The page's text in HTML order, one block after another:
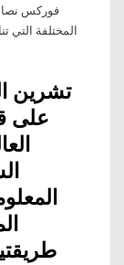
فوركس
المختلفة التي
على